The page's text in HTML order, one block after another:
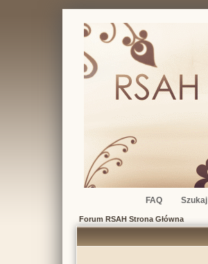
FAQ Szukaj
Forum RSAH Strona Główna